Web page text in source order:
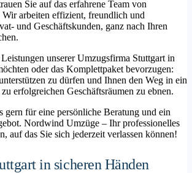
Sie auf das erfahrene Team von
arbeiten effizient, freundlich und
und Geschäftskunden, ganz nach Ihren
unserer Umzugsfirma Stuttgart in
oder das Komplettpaket bevorzugen:
zu dürfen und Ihnen den Weg in ein
erfolgreichen Geschäftsräumen zu ebnen.
gern für eine persönliche Beratung und ein
Nordwind Umzüge – Ihr professionelles
auf das Sie sich jederzeit verlassen können!
in sicheren Händen